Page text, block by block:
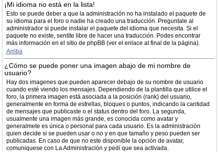
¡Mi idioma no está en la lista!
Esto se puede deber a que la administración no ha instalado el paquete de
su idioma para el foro o nadie ha creado una traducción. Preguntale al
administrador si puede instalar el paquete del idioma que necesita. Si el
paquete no existe, sentíte libre de hacer una traducción. Podes encontrar
más información en el sitio de phpBB (ver el enlace al final de la página).
Arriba
¿Cómo se puede poner una imagen abajo de mi nombre de
usuario?
Hay dos imagenes que pueden aparecer debajo de su nombre de usuario
cuando esté viendo los mensajes. Dependiendo de la plantilla que utilice el
foro, la primera imagen está asociada a la posición (rank) del usuario,
generalmente en forma de estrellas, bloques o puntos, indicando la cantidad
de mensajes que publicaste o el status dentro del foro. La segunda,
usualmente una imagen más grande, es conocida como avatar y
generalmete es única o personal para cada usuario. Es la administración
quien decide si se pueden usar o no y en que tamaño y peso pueden ser
publicadas. En caso de que no este disponible la opción de avatar,
comuniquese con La Administración y pedí que sea activada.